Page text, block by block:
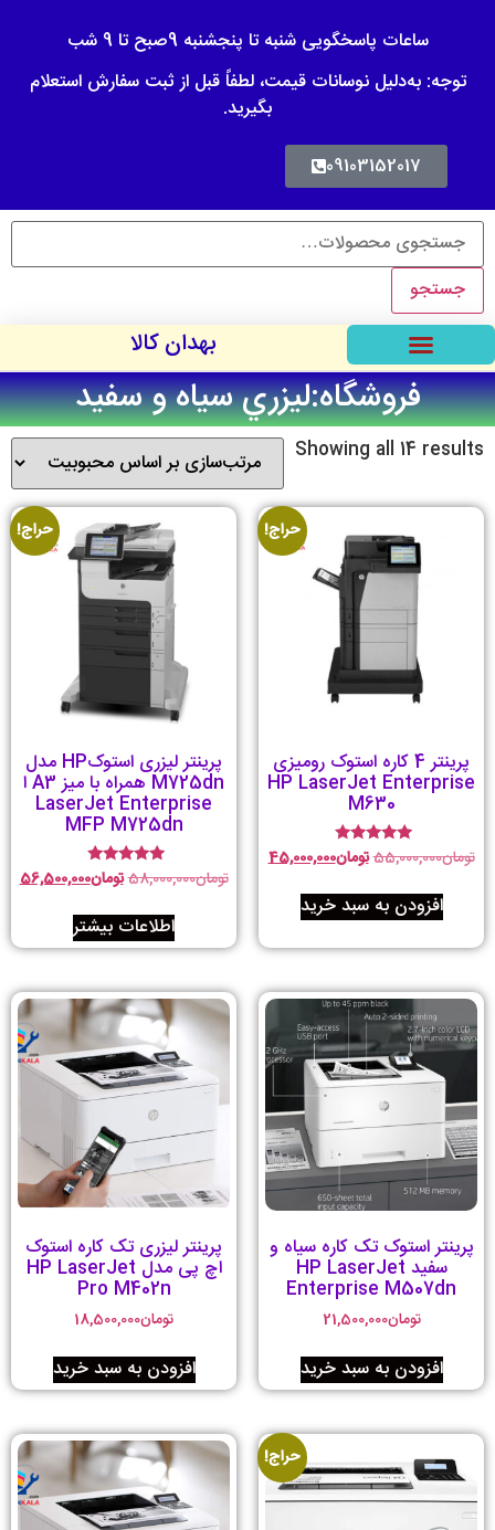
ساعات پاسخگویی شنبه تا پنجشنبه 9صبح تا 9 شب
توجه: به‌دلیل نوسانات قیمت، لطفاً قبل از ثبت سفارش استعلام
بگیرید.
09103152017
جستجو
بهدان کالا
فروشگاه:ليزري سياه و سفيد
Showing all 14 results
حراج!
پرینتر 4 کاره استوک رومیزی
HP LaserJet Enterprise
M630
امتیاز
4.75
تومان55,000,000تومان45,000,000
افزودن به سبد خرید
حراج!
پرینتر لیزری استوکHP مدل
M725dn همراه با میز A3 ا
LaserJet Enterprise
MFP M725dn
امتیاز
5.00
تومان58,000,000تومان56,500,000
اطلاعات بیشتر
پرینتر استوک تک کاره سیاه و
سفید HP LaserJet
Enterprise M507dn
تومان21,500,000
افزودن به سبد خرید
پرینتر لیزری تک کاره استوک
اچ پی مدل HP LaserJet
Pro M402n
تومان18,500,000
افزودن به سبد خرید
حراج!